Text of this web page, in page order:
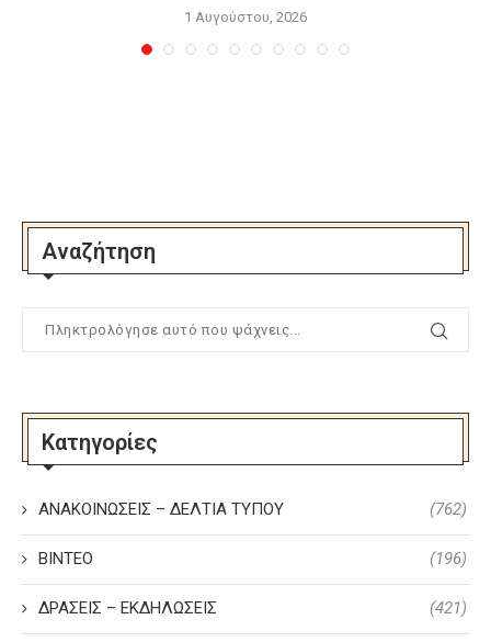
1 Αυγούστου, 2026
Αναζήτηση
Κατηγορίες
ΑΝΑΚΟΙΝΩΣΕΙΣ – ΔΕΛΤΙΑ ΤΥΠΟΥ (762)
ΒΙΝΤΕΟ (196)
ΔΡΑΣΕΙΣ – ΕΚΔΗΛΩΣΕΙΣ (421)